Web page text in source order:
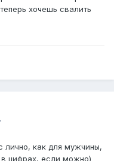
хочешь свалить
лично, как для мужчины,
цифрах, если можно)